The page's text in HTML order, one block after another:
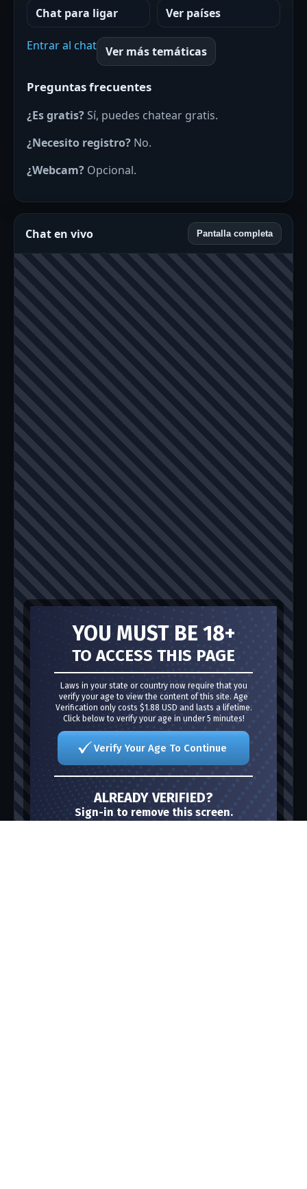
Chat para ligar Ver países
Entrar al chat Ver más temáticas
Preguntas frecuentes
¿Es gratis?Sí, puedes chatear gratis.
¿Necesito registro? No.
¿Webcam? Opcional.
Chat en vivo Pantalla completa